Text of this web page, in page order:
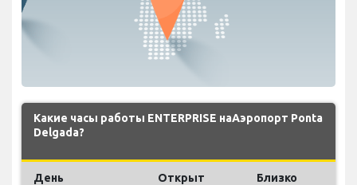
Какие часы работы ENTERPRISE наАэропорт Ponta
Delgada?
День Открыт Близко